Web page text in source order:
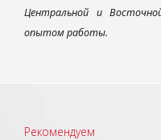
Центральной и
опытом работы.
Рекомендуем